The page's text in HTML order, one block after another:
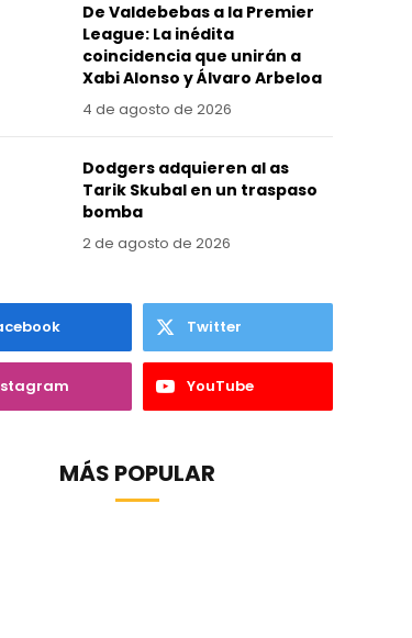
De Valdebebas a la Premier
League: La inédita
coincidencia que unirán a
Xabi Alonso y Álvaro Arbeloa
4 de agosto de 2026
Dodgers adquieren al as
Tarik Skubal en un traspaso
bomba
2 de agosto de 2026
Twitter
YouTube
MÁS POPULAR